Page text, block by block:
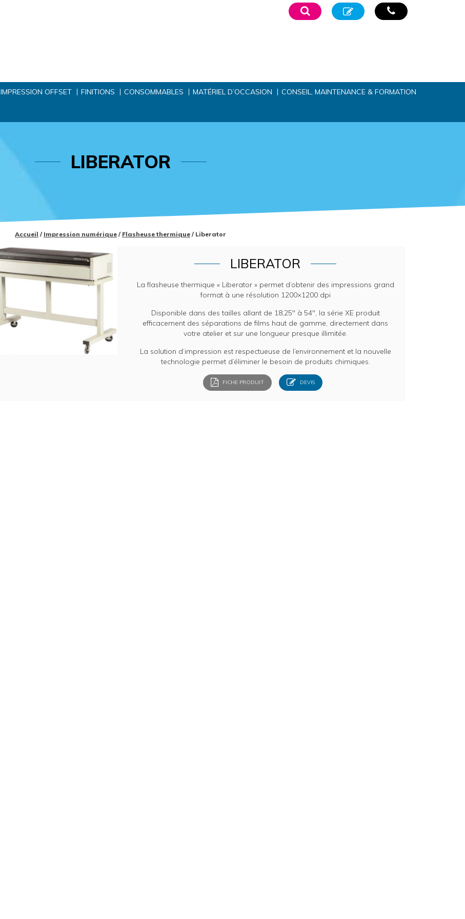
IMPRESSION OFFSET FINITIONS CONSOMMABLES MATÉRIEL D’OCCASION CONSEIL, MAINTENANCE & FORMATION
LIBERATOR
Accueil / Impression numérique / Flasheuse thermique / Liberator
LIBERATOR
La flasheuse thermique « Liberator » permet d’obtenir des impressions grand
format à une résolution 1200×1200 dpi
Disponible dans des tailles allant de 18,25″ à 54″, la série XE produit
efficacement des séparations de films haut de gamme, directement dans
votre atelier et sur une longueur presque illimitée.
La solution d’impression est respectueuse de l’environnement et la nouvelle
technologie permet d’éliminer le besoin de produits chimiques.
FICHE PRODUIT DEVIS